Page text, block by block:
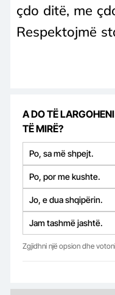
çdo ditë, me
Respektojmë
A DO TË
TË MIRË?
Po, sa më shpejt.
Po, por me kushte.
Jo, e dua shqipërin.
Jam tashmë jashtë.
Zgjidhni një opsion dhe